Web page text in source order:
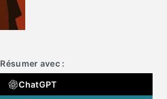
Résumer avec :
ChatGPT